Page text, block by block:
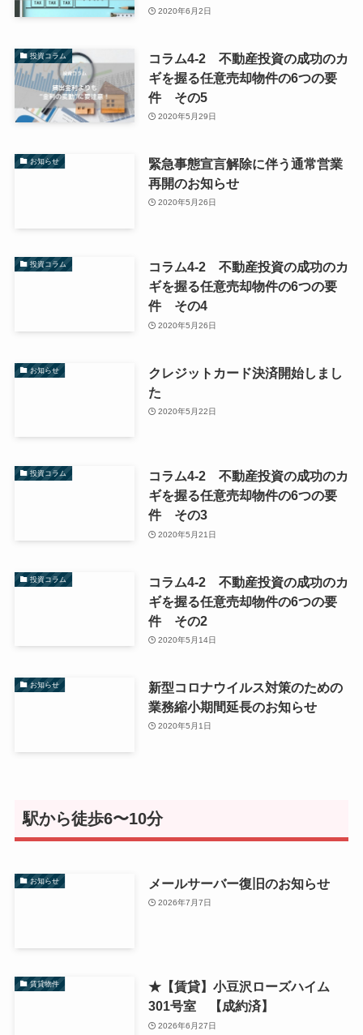
2020年6月2日
投資コラム
コラム4-2 不動産投資の成功のカ
ギを握る任意売却物件の6つの要
件 その5
2020年5月29日
お知らせ
緊急事態宣言解除に伴う通常営業
再開のお知らせ
2020年5月26日
投資コラム
コラム4-2 不動産投資の成功のカ
ギを握る任意売却物件の6つの要
件 その4
2020年5月26日
お知らせ
クレジットカード決済開始しまし
た
2020年5月22日
投資コラム
コラム4-2 不動産投資の成功のカ
ギを握る任意売却物件の6つの要
件 その3
2020年5月21日
投資コラム
コラム4-2 不動産投資の成功のカ
ギを握る任意売却物件の6つの要
件 その2
2020年5月14日
お知らせ
新型コロナウイルス対策のための
業務縮小期間延長のお知らせ
2020年5月1日
駅から徒歩6〜10分
お知らせ メールサーバー復旧のお知らせ
2026年7月7日
賃貸物件
★【賃貸】小豆沢ローズハイム
301号室 【成約済】
2026年6月27日